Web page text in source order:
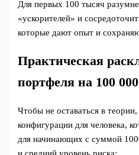
Для первых 100 тысяч
«ускорителей» и
которые дают опыт и
Практическая
портфеля на 100
Чтобы не оставаться в
конфигурации для человека,
для начинающих с суммой